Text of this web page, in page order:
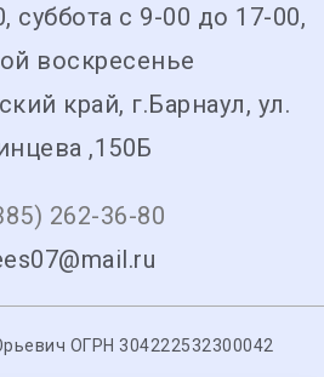
суббота с 9-00 до 17-00,
воскресенье
край, г.Барнаул, ул.
,150Б
262-36-80
ОГРН 304222532300042